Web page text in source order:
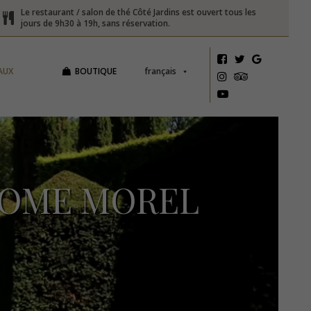
Le restaurant / salon de thé Côté Jardins est ouvert tous les
jours de 9h30 à 19h, sans réservation.
français
BOUTIQUE
MOREL